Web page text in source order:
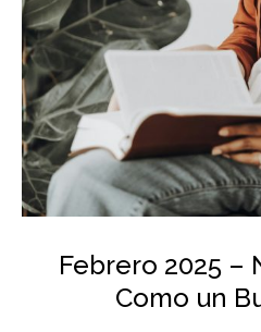
Febrero 2025 –
Como un